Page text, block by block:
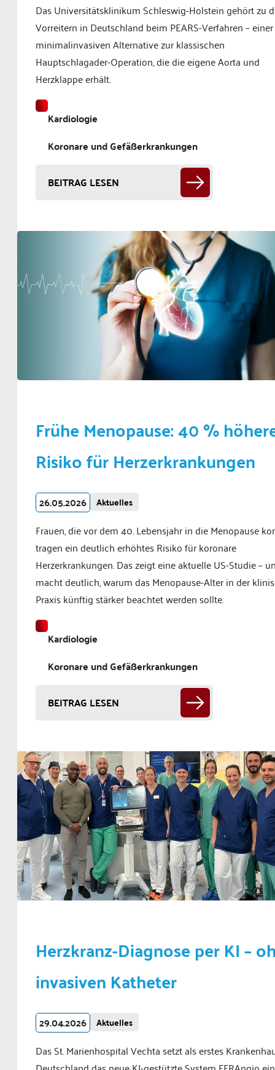
Das Universitätsklinikum Schleswig-Holstein gehört zu
Vorreitern in Deutschland beim PEARS-Verfahren – einer
minimalinvasiven Alternative zur klassischen
Hauptschlagader-Operation, die die eigene Aorta und
Herzklappe erhält.
Kardiologie
Koronare und Gefäßerkrankungen
BEITRAG LESEN
Frühe Menopause: 40 %
Risiko für Herzerkrankungen
26.05.2026 Aktuelles
Frauen, die vor dem 40. Lebensjahr in die Menopause
tragen ein deutlich erhöhtes Risiko für koronare
Herzerkrankungen. Das zeigt eine aktuelle US-Studie –
macht deutlich, warum das Menopause-Alter in der
Praxis künftig stärker beachtet werden sollte.
Kardiologie
Koronare und Gefäßerkrankungen
BEITRAG LESEN
Herzkranz-Diagnose per KI –
invasiven Katheter
29.04.2026 Aktuelles
Das St. Marienhospital Vechta setzt als erstes